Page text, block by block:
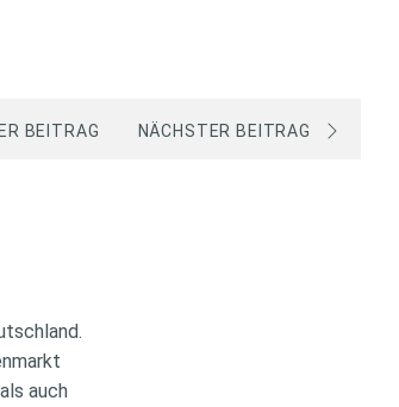
BEITRAG NÄCHSTER BEITRAG
auch